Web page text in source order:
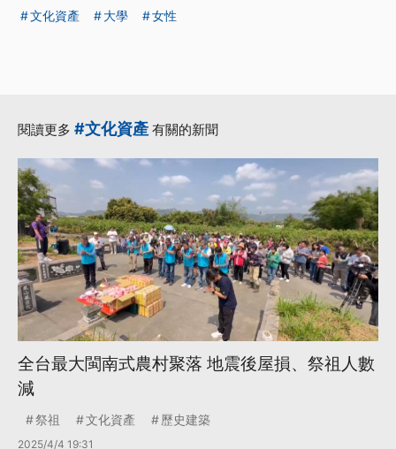
文化資產
大學 女性
閱讀更多 #文化資產 有關的新聞
全台最大閩南式農村聚落 地震後屋損、祭祖人數
減
祭祖 文化資產 歷史建築
2025/4/4 19:31